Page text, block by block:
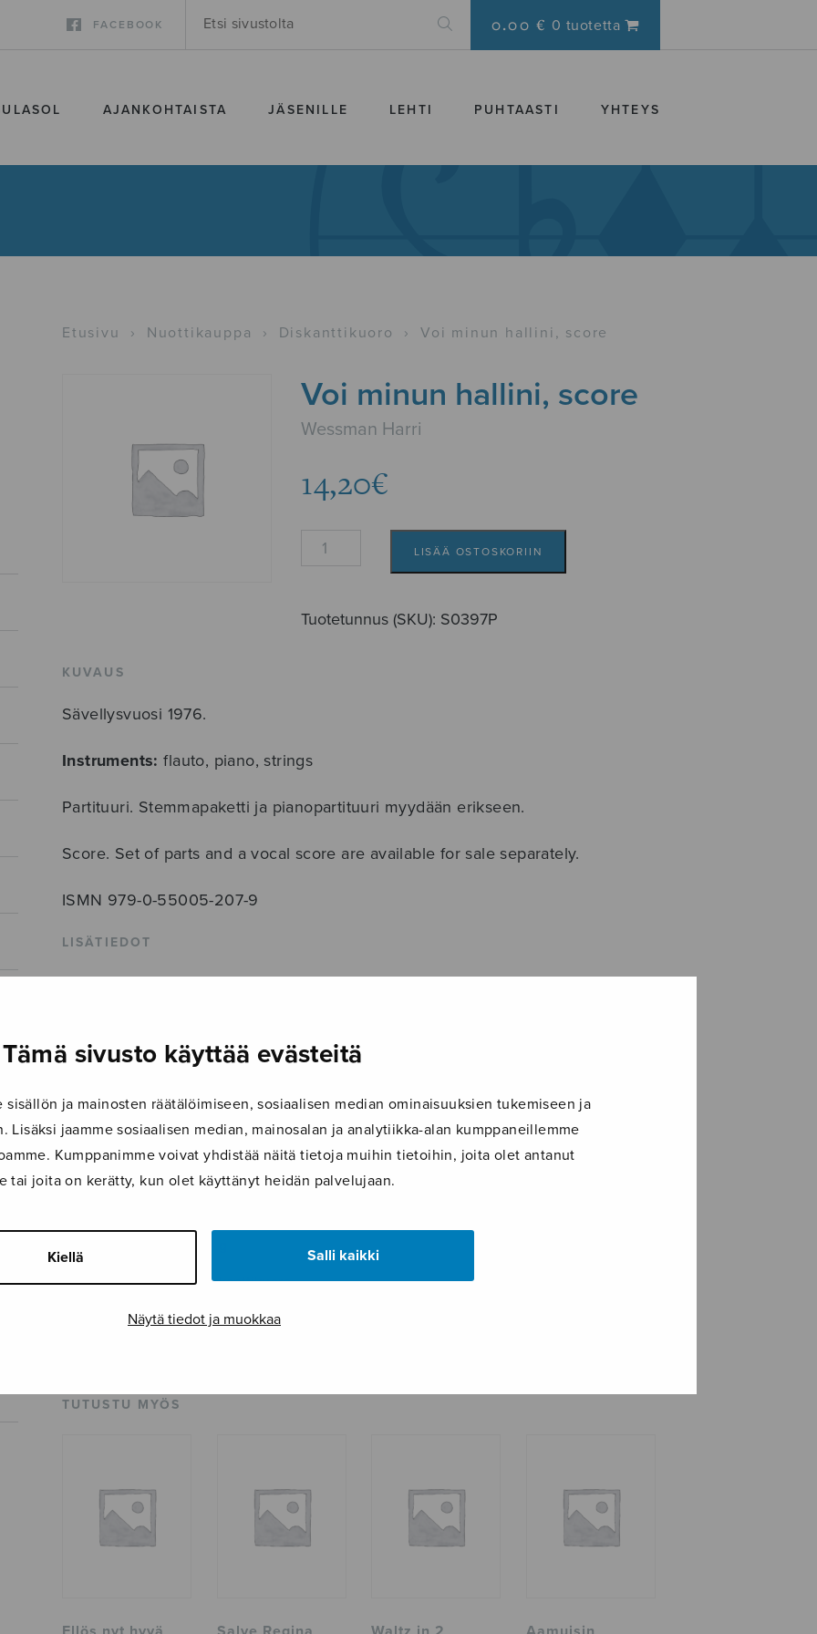
Tämä sivusto käyttää evästeitä
sisällön ja mainosten räätälöimiseen, sosiaalisen median ominaisuuksien tukemiseen ja
Lisäksi jaamme sosiaalisen median, mainosalan ja analytiikka-alan kumppaneillemme
Kumppanimme voivat yhdistää näitä tietoja muihin tietoihin, joita olet antanut
tai joita on kerätty, kun olet käyttänyt heidän palvelujaan.
Kiellä Salli kaikki
Näytä tiedot ja muokkaa
FACEBOOK 0.00 € 0 tuotetta
AJANKOHTAISTA JÄSENILLE LEHTI PUHTAASTI YHTEYS
Etusivu › Nuottikauppa › Diskanttikuoro › Voi minun hallini, score
Voi minun hallini, score
Wessman Harri
14,20€
Voi
score
LISÄÄ OSTOSKORIIN
Tuotetunnus (SKU): S0397P
KUVAUS
Sävellysvuosi 1976.
Instruments: flauto, piano, strings
Partituuri. Stemmapaketti ja pianopartituuri myydään erikseen.
Score. Set of parts and a vocal score are available for sale separately.
ISMN 979-0-55005-207-9
LISÄTIEDOT
Alkusanat
Voi minun hallini, miksi olet niin alakuloinen?...
Kokoonpano
diskanttikuoro,flauto,MS-solo,piano,S/A,strings
Musiikkityyli
taidemusiikki
Kieli
Suomi
Osastot
Diskanttikuoro
Tuotetunnus
S0397P
TUTUSTU MYÖS